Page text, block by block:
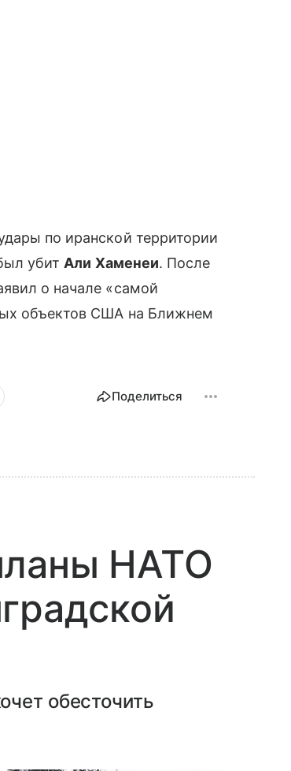
по иранской территории
убит Али Хаменеи. После
о начале «самой
объектов США на Ближнем
Поделиться
НАТО
обесточить